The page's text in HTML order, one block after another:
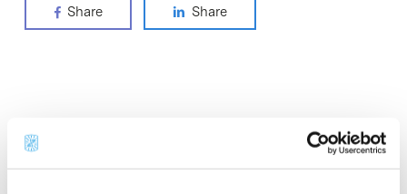
Share Share
Noticias más vistas